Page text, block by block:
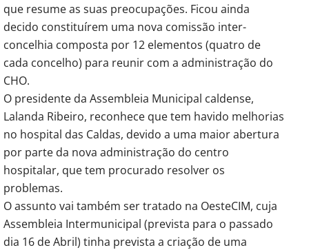
que resume as suas preocupações. Ficou ainda
decido constituírem uma nova comissão inter-
concelhia composta por 12 elementos (quatro de
cada concelho) para reunir com a administração do
CHO.
O presidente da Assembleia Municipal caldense,
Lalanda Ribeiro, reconhece que tem havido melhorias
no hospital das Caldas, devido a uma maior abertura
por parte da nova administração do centro
hospitalar, que tem procurado resolver os
problemas.
O assunto vai também ser tratado na OesteCIM, cuja
Assembleia Intermunicipal (prevista para o passado
dia 16 de Abril) tinha prevista a criação de uma